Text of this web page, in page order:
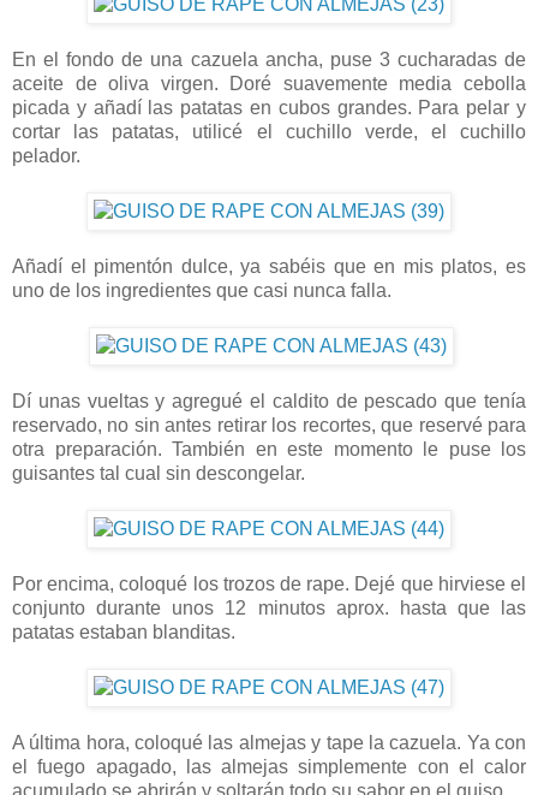
En el fondo de una cazuela ancha, puse 3 cucharadas de
aceite de oliva virgen. Doré suavemente media cebolla
picada y añadí las patatas en cubos grandes. Para pelar y
cortar las patatas, utilicé el cuchillo verde, el cuchillo
pelador.
Añadí el pimentón dulce, ya sabéis que en mis platos, es
uno de los ingredientes que casi nunca falla.
Dí unas vueltas y agregué el caldito de pescado que tenía
reservado, no sin antes retirar los recortes, que reservé para
otra preparación. También en este momento le puse los
guisantes tal cual sin descongelar.
Por encima, coloqué los trozos de rape. Dejé que hirviese el
conjunto durante unos 12 minutos aprox. hasta que las
patatas estaban blanditas.
A última hora, coloqué las almejas y tape la cazuela. Ya con
el fuego apagado, las almejas simplemente con el calor